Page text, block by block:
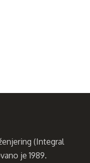
(Integral
je 1989.